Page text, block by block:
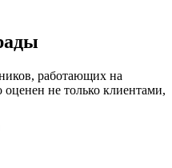
работающих на
не только клиентами,